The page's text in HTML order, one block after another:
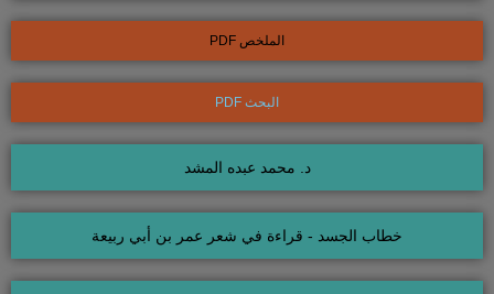
الملخص PDF
البحث PDF
د. محمد عبده المشد
خطاب الجسد - قراءة في شعر عمر بن أبي ربيعة